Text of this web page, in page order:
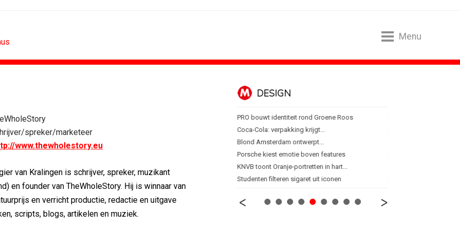
Menu
spreker/marketeer
www.thewholestory.eu
van Kralingen is schrijver, spreker, muzikant
en founder van TheWholeStory. Hij is winnaar van
en verricht productie, redactie en uitgave
scripts, blogs, artikelen en muziek.
Lee...
op...
campagne voor...
eigen...
leidend
over
[column] Sports bar - voetbal
Lawa, Woed en NowNow winnen...
WWF en CPNB introduceren Groene...
DESIGN
PRO bouwt identiteit rond Groene Roos
Coca-Cola: verpakking krijgt...
Blond Amsterdam ontwerpt...
Porsche kiest emotie boven features
KNVB toont Oranje-portretten in hart...
Studenten filteren sigaret uit iconen